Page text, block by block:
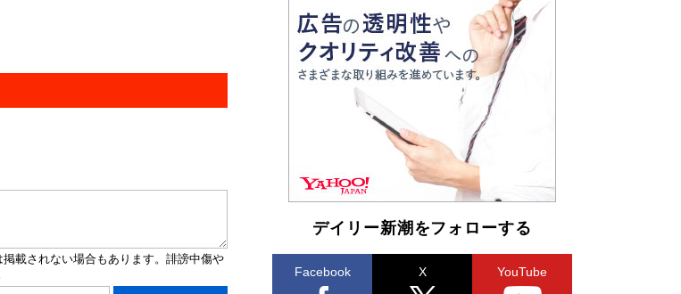
「宇宙兄弟」最終46巻がベストセラー1位 宇宙
開発への関心を押し上げた18年の物語に幕 特装
版には「宇宙で描かれたマンガ」も収録
Book Bang
「不意に涙が出そうに…」高嶋政伸が明かし
た“13歳の娘を暴行する役”への葛藤 インティマ
シーコーディネーターに支えられたNHK『大奥』
Book Bang
デイリー新潮をフォローする
Facebook X YouTube